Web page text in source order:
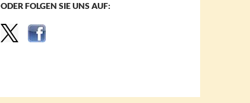
ODER FOLGEN SIE UNS AUF: